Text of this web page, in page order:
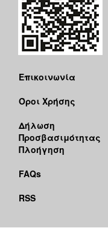
Επικοινωνία
Όροι Χρήσης
Δήλωση
Προσβασιμότητας
Πλοήγηση
FAQs
RSS